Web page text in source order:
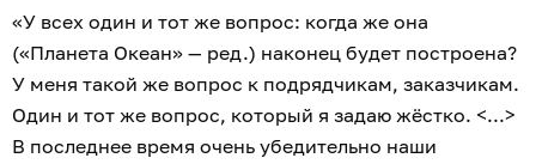
«У всех один и тот же вопрос: когда же она
(«Планета Океан» — ред.) наконец будет построена?
У меня такой же вопрос к подрядчикам, заказчикам.
Один и тот же вопрос, который я задаю жёстко. <...>
В последнее время очень убедительно наши